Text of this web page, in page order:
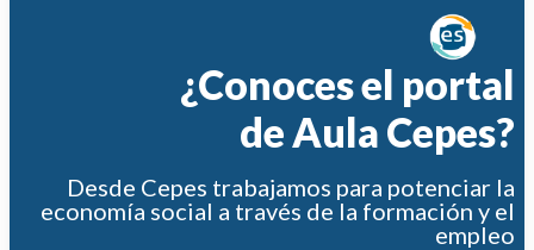
¿Conoces el portal
de Aula Cepes?
Desde Cepes trabajamos para potenciar la
economía social a través de la formación y el
empleo